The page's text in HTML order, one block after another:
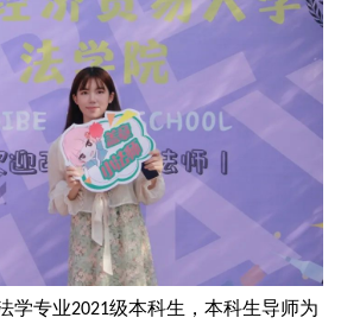
学专业2021级本科生，本科生导师为